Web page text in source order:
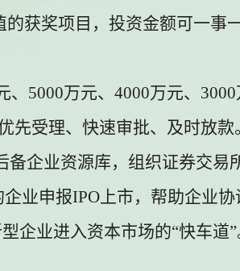
获奖项目，投资金额可一事
、 5000万元、 4000万元、 3000
受理、快速审批、及时放款
企业资源库，组织证券交易
业申报IPO 上市，帮助企业
企业进入资本市场的“快车道”